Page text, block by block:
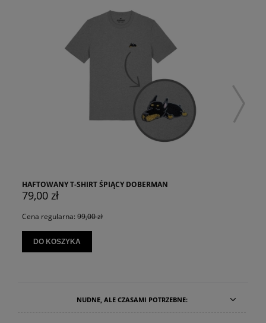
HAFTOWANY T-SHIRT ŚPIĄCY DOBERMAN
79,00 zł
Cena regularna: 99,00 zł
DO KOSZYKA
NUDNE, ALE CZASAMI POTRZEBNE: